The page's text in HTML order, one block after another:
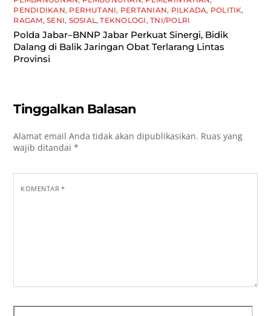
PENDIDIKAN, PERHUTANI, PERTANIAN, PILKADA, POLITIK,
RAGAM,SENI, SOSIAL,TEKNOLOGI,TNI/POLRI
Polda Jabar–BNNP Jabar Perkuat Sinergi, Bidik
Dalang di Balik Jaringan Obat Terlarang Lintas
Provinsi
Tinggalkan Balasan
Alamat email Anda tidak akan dipublikasikan. Ruas yang
wajib ditandai*
KOMENTAR*